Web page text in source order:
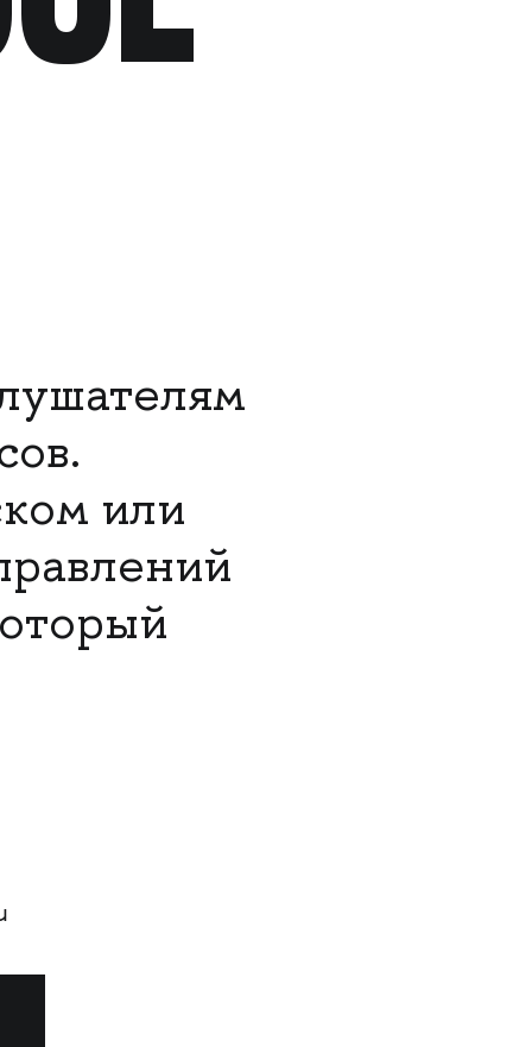
или